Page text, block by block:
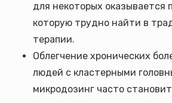
для некоторых оказывается
которую трудно найти в
терапии.
Облегчение хронических
людей с кластерными
микродозинг часто